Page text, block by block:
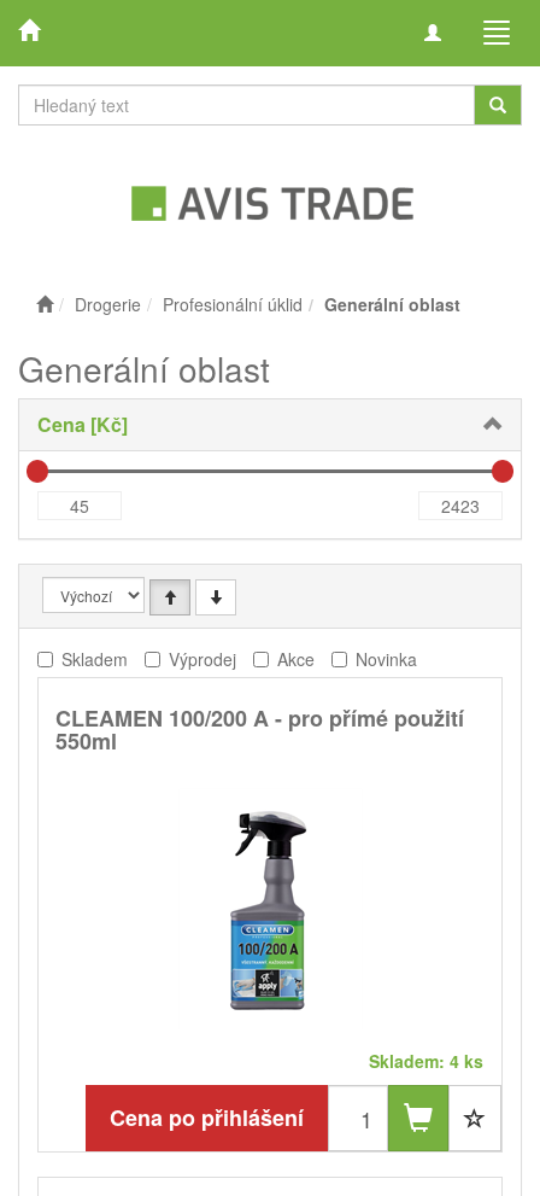
Toggle
Drogerie Profesionální úklid Generální oblast
Generální oblast
Cena [Kč]
Skladem Výprodej Akce Novinka
CLEAMEN 100/200 A - pro přímé použití
550ml
Skladem: 4 ks
Cena po přihlášení